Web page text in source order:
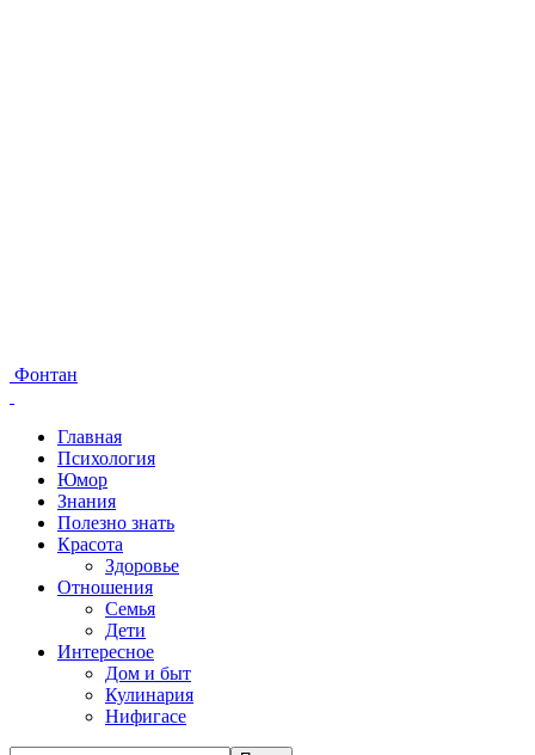
Фонтан
Главная
Психология
Юмор
Знания
Полезно знать
Красота
Здоровье
Отношения
Семья
Дети
Интересное
Дом и быт
Кулинария
Нифигасе